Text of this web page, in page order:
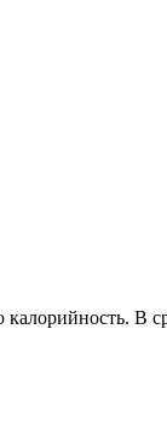
калорийность.